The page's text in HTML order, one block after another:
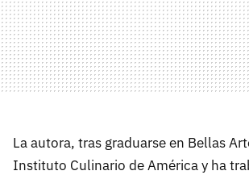
La autora, tras graduarse en Bellas
Instituto Culinario de América y ha